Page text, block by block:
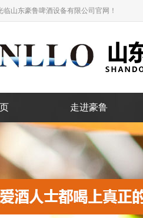
临山东豪鲁啤酒设备有限公司官网！
走进豪鲁